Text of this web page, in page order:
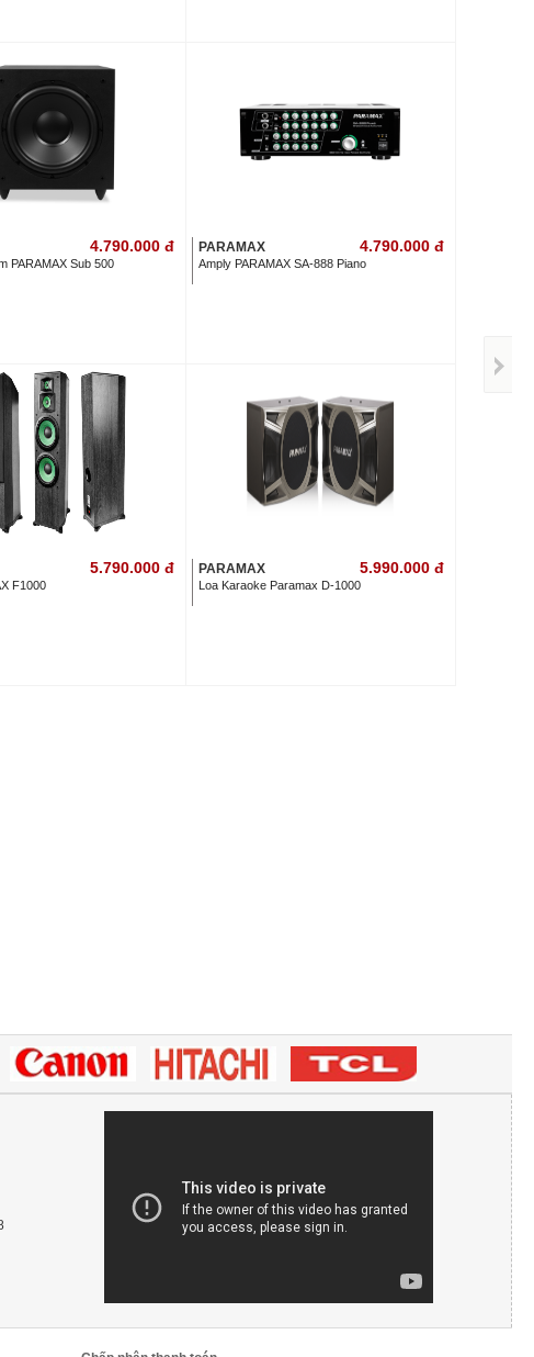
4.790.000 đ
PARAMAX Sub 500
PARAMAX 4.790.000 đ
Amply PARAMAX SA-888 Piano
5.790.000 đ
F1000
PARAMAX 5.990.000 đ
Loa Karaoke Paramax D-1000